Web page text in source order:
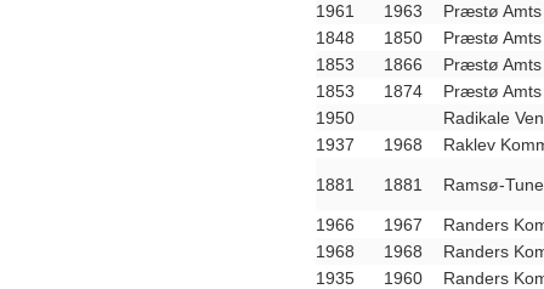
1961
1963
Præstø
1848
1850
Præstø Amts
1853
1866
Præstø Amts
1853
1874
Præstø Amts
1950
Radikale
1937
1968 Raklev
1881 1881 Ramsø-
1966 1967
Randers
1968
1968
Randers
1935
1960
Randers